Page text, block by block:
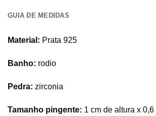
GUIA DE MEDIDAS
Material: Prata 925
Banho: rodio
Pedra: zirconia
Tamanho pingente: 1 cm de altura x